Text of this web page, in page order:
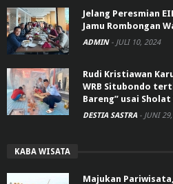
Jelang Peresmian
Jamu Rombongan
ADMIN - JULI 10, 2024
Rudi Kristiawan
WRB Situbondo
Bareng” usai Sholat
DESTIA SASTRA - JUNI
KABA WISATA
Majukan